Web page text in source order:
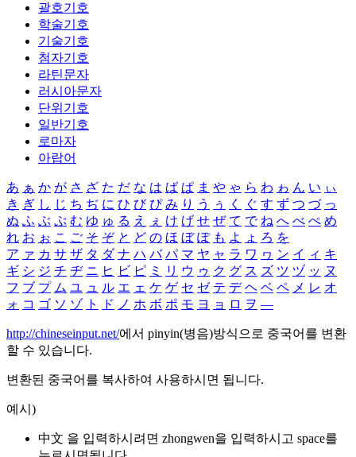
괄호기호
학술기호
기술기호
첨자기호
라틴문자
러시아문자
단위기호
일반기호
로마자
아랍어
あ ぁ か が さ ざ た だ な は ば ぱ ま や ゃ ら わ ゎ ん い ぃ
き ぎ し じ ち ぢ に ひ び ぴ み り う ぅ く ぐ す ず つ づ っ
ぬ ふ ぶ ぷ む ゆ ゅ る え ぇ け げ せ ぜ て で ね へ べ ぺ め
れ お ぉ こ ご そ ぞ と ど の ほ ぼ ぽ も よ ょ ろ を
ア ァ カ サ ザ タ ダ ナ ハ バ パ マ ヤ ャ ラ ワ ヮ ン イ ィ キ
ギ シ ジ チ ヂ ニ ヒ ビ ピ ミ リ ウ ゥ ク グ ス ズ ツ ヅ ッ ヌ
フ ブ プ ム ユ ュ ル エ ェ ケ ゲ セ ゼ テ デ ヘ ベ ペ メ レ オ
ォ コ ゴ ソ ゾ ト ド ノ ホ ボ ポ モ ヨ ョ ロ ヲ ―
http://chineseinput.net/에서 pinyin(병음)방식으로 중국어를 변환
할 수 있습니다.
변환된 중국어를 복사하여 사용하시면 됩니다.
예시)
中文 을 입력하시려면 zhongwen을 입력하시고 space를